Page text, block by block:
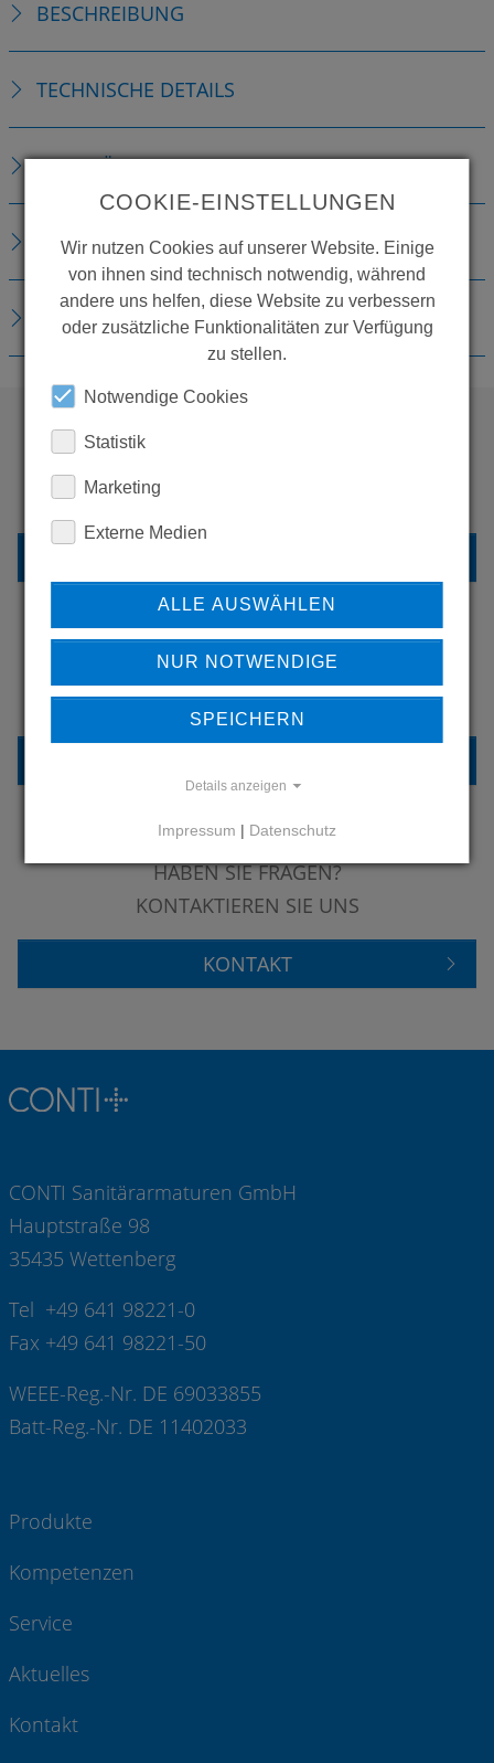
BESCHREIBUNG
TECHNISCHE DETAILS
ZUBEHÖR
ERSATZTEILE
DOWNLOADS
PRODUKTE SEHEN?
ERFAHREN SIE MEHR ÜBER
UNSERE REFERENZEN
HABEN SIE FRAGEN?
KONTAKTIEREN SIE UNS
KONTAKT
CONTI Sanitärarmaturen GmbH
Hauptstraße 98
35435 Wettenberg
Tel +49 641 98221-0
Fax +49 641 98221-50
WEEE-Reg.-Nr. DE 69033855
Batt-Reg.-Nr. DE 11402033
Produkte
Kompetenzen
Service
Aktuelles
Kontakt
COOKIE-EINSTELLUNGEN
Wir nutzen Cookies auf unserer Website. Einige
von ihnen sind technisch notwendig, während
andere uns helfen, diese Website zu verbessern
oder zusätzliche Funktionalitäten zur Verfügung
zu stellen.
Notwendige Cookies
Statistik
Marketing
Externe Medien
ALLE AUSWÄHLEN
NUR NOTWENDIGE
SPEICHERN
Details anzeigen
Impressum | Datenschutz